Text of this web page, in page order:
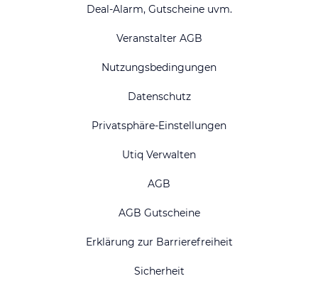
Deal-Alarm, Gutscheine uvm.
Veranstalter AGB
Nutzungsbedingungen
Datenschutz
Privatsphäre-Einstellungen
Utiq Verwalten
AGB
AGB Gutscheine
Erklärung zur Barrierefreiheit
Sicherheit